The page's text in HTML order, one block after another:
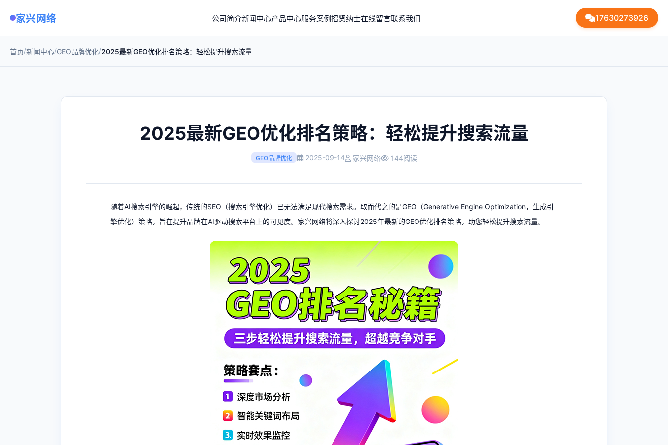
家兴网络 公司简介新闻中心产品中心服务案例招贤纳士在线留言联系我们 17630273926
首页/新闻中心/GEO品牌优化/2025最新GEO优化排名策略：轻松提升搜索流量
2025最新GEO优化排名策略：轻松提升搜索流量
GEO品牌优化 2025-09-14 家兴网络 144阅读
随着AI搜索引擎的崛起，传统的SEO（搜索引擎优化）已无法满足现代搜索需求。取而代之的是GEO（Generative Engine Optimization，生成引
擎优化）策略，旨在提升品牌在AI驱动搜索平台上的可见度。家兴网络将深入探讨2025年最新的GEO优化排名策略，助您轻松提升搜索流量。